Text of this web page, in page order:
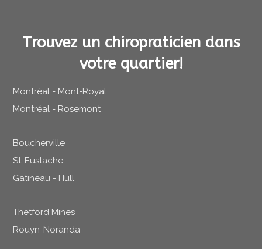
Trouvez un chiropraticien dans
votre quartier!
Montréal - Mont-Royal
Montréal - Rosemont
Boucherville
St-Eustache
Gatineau - Hull
Thetford Mines
Rouyn-Noranda